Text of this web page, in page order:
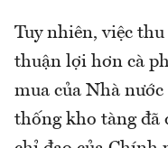
Tuy nhiên, việc
thuận lợi hơn cà
mua của Nhà
thống kho tàng đã